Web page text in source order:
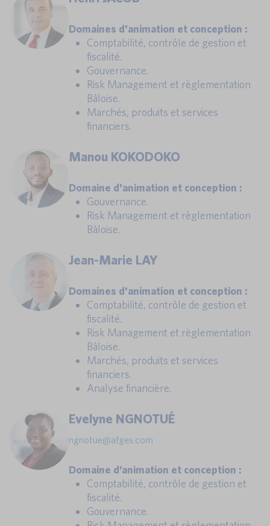
Domaines d'animation et conception :
Comptabilité, contrôle de gestion et
fiscalité.
Gouvernance.
Risk Management et règlementation
Bâloise.
Marchés, produits et services
financiers.
Manou KOKODOKO
Domaine d'animation et conception :
Gouvernance.
Risk Management et règlementation
Bâloise.
Jean-Marie LAY
Domaines d'animation et conception :
Comptabilité, contrôle de gestion et
fiscalité.
Risk Management et règlementation
Bâloise.
Marchés, produits et services
financiers.
Analyse financière.
Evelyne NGNOTUÉ
ngnotue@afges.com
Domaine d’animation et conception :
Comptabilité, contrôle de gestion et
fiscalité.
Gouvernance.